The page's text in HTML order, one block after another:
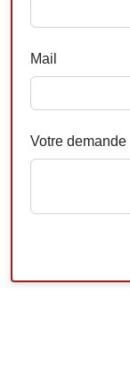
Mail
Votre demande